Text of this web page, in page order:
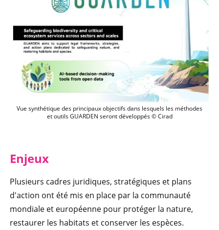
Vue synthétique des principaux objectifs dans lesquels les méthodes
et outils GUARDEN seront développés © Cirad
Enjeux
Plusieurs cadres juridiques, stratégiques et plans
d'action ont été mis en place par la communauté
mondiale et européenne pour protéger la nature,
restaurer les habitats et conserver les espèces.